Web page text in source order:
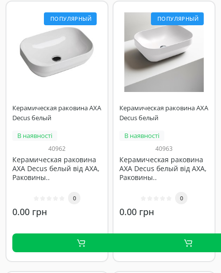
ПОПУЛЯРНЫЙ
Керамическая раковина AXA
Decus белый
В наявності
40962
Керамическая раковина
AXA Decus белый від AXA,
Раковины..
0
0.00 грн
ПОПУЛЯРНЫЙ
Керамическая раковина AXA
Decus белый
В наявності
40963
Керамическая раковина
AXA Decus белый від AXA,
Раковины..
0
0.00 грн